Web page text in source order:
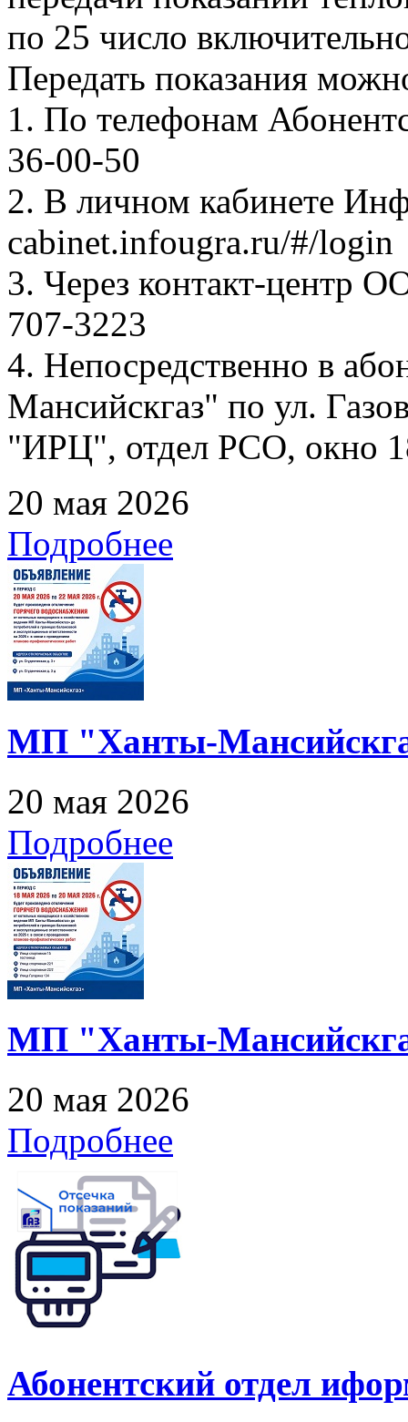
по 25 число
Передать показания
1. По телефонам
36-00-50
2. В личном кабинете
cabinet.infougra.ru/#/login
3. Через контакт-центр
707-3223
4. Непосредственно в
Мансийскгаз" по ул.
"ИРЦ", отдел РСО, окно
20 мая 2026
Подробнее
МП "Ханты-
20 мая 2026
Подробнее
МП "Ханты-
20 мая 2026
Подробнее
Абонентский отдел